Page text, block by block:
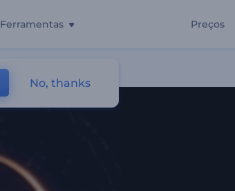
Ferramentas Preços
No, thanks